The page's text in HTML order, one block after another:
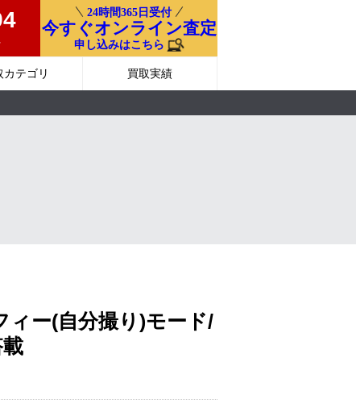
24時間365日受付
今すぐオンライン査定
申し込みはこちら
カテゴリ 買取実績
ー(自分撮り)モード/